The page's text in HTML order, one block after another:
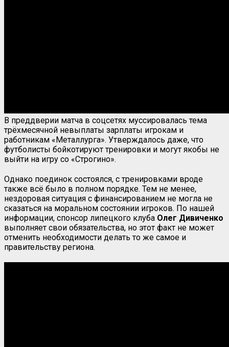
В преддверии матча в соцсетях муссировалась тема
трёхмесячной невыплаты зарплаты игрокам и
работникам «Металлурга». Утверждалось даже, что
футболисты бойкотируют тренировки и могут якобы не
выйти на игру со «Строгино».
Однако поединок состоялся, с тренировками вроде
также всё было в полном порядке. Тем не менее,
нездоровая ситуация с финансированием не могла не
сказаться на моральном состоянии игроков. По нашей
информации, спонсор липецкого клуба Олег Дивиченко
выполняет свои обязательства, но этот факт не может
отменить необходимости делать то же самое и
правительству региона.